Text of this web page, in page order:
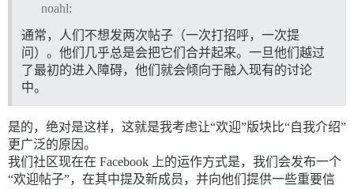
noahl:
通常，人们不想发两次帖子（一次打招呼，一次提
问）。他们几乎总是会把它们合并起来。一旦他们越过
了最初的进入障碍，他们就会倾向于融入现有的讨论
中。
是的，绝对是这样，这就是我考虑让“欢迎”版块比“自我介绍”
更广泛的原因。
我们社区现在在 Facebook 上的运作方式是，我们会发布一个
“欢迎帖子”，在其中提及新成员，并向他们提供一些重要信